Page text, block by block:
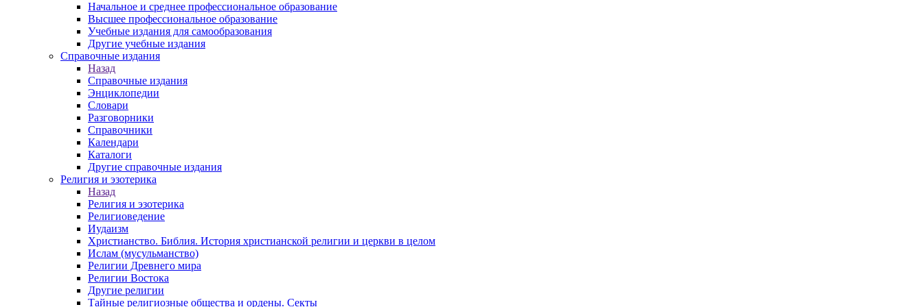
Начальное и среднее профессиональное образование
Высшее профессиональное образование
Учебные издания для самообразования
Другие учебные издания
Справочные издания
Назад
Справочные издания
Энциклопедии
Словари
Разговорники
Справочники
Календари
Каталоги
Другие справочные издания
Религия и эзотерика
Назад
Религия и эзотерика
Религиоведение
Иудаизм
Христианство. Библия. История христианской религии и церкви в целом
Ислам (мусульманство)
Религии Древнего мира
Религии Востока
Другие религии
Тайные религиозные общества и ордены. Секты